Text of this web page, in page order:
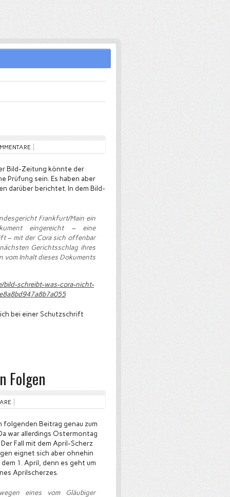
Bild-Zeitung könnte der
Prüfung sein. Es haben aber
darüber berichtet. In dem Bild-
Frankfurt/Main ein
eingereicht – eine
– mit der Cora sich offenbar
Gerichtsschlag ihres
vom Inhalt dieses Dokuments
schreibt-was-cora-nicht-
bei einer Schutzschrift
Folgen
Beitrag genau zum
war allerdings Ostermontag
Fall mit dem April-Scherz
eignet sich aber ohnehin
1. April, denn es geht um
Aprilscherzes.
eines vom Gläubiger